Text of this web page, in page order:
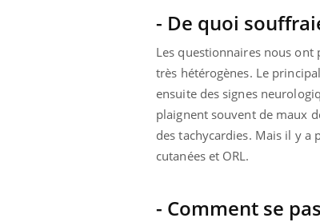
- De quoi
Les questionnaires nous
très hétérogènes. Le
ensuite des signes
plaignent souvent de maux
des tachycardies. Mais il y a
cutanées et ORL.
- Comment se